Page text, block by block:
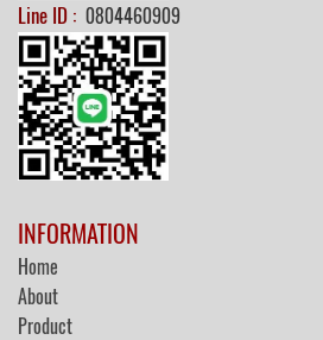
Line ID : 0804460909
INFORMATION
Home
About
Product